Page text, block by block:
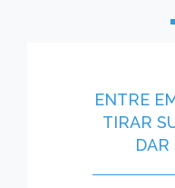
ENTRE
TIRAR
DAR